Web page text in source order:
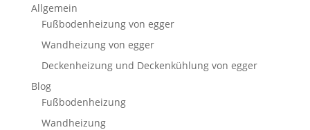
Allgemein
Fußbodenheizung von egger
Wandheizung von egger
Deckenheizung und Deckenkühlung von egger
Blog
Fußbodenheizung
Wandheizung